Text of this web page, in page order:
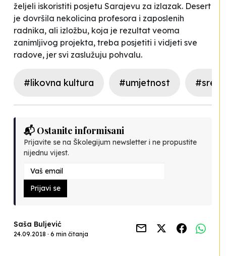
željeli iskoristiti posjetu Sarajevu za izlazak. Desert
je dovršila nekolicina profesora i zaposlenih
radnika, ali izložbu, koja je rezultat veoma
zanimljivog projekta, treba posjetiti i vidjeti sve
radove, jer svi zaslužuju pohvalu.
#likovna kultura #umjetnost
📬 Ostanite informisani
Prijavite se na Školegijum newsletter i ne propustite
nijednu vijest.
Prijavi se
Saša Buljević
24.09.2018 · 6 min čitanja